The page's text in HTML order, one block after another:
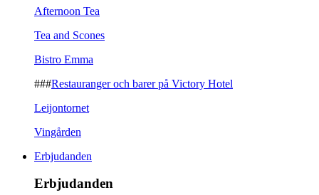
Afternoon Tea
Tea and Scones
Bistro Emma
###Restauranger och barer på Victory Hotel
Leijontornet
Vingården
Erbjudanden
Erbjudanden